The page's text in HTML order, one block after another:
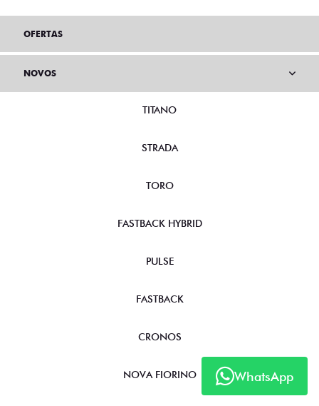
WhatsApp
OFERTAS
NOVOS
TITANO
STRADA
TORO
FASTBACK HYBRID
PULSE
FASTBACK
CRONOS
NOVA FIORINO